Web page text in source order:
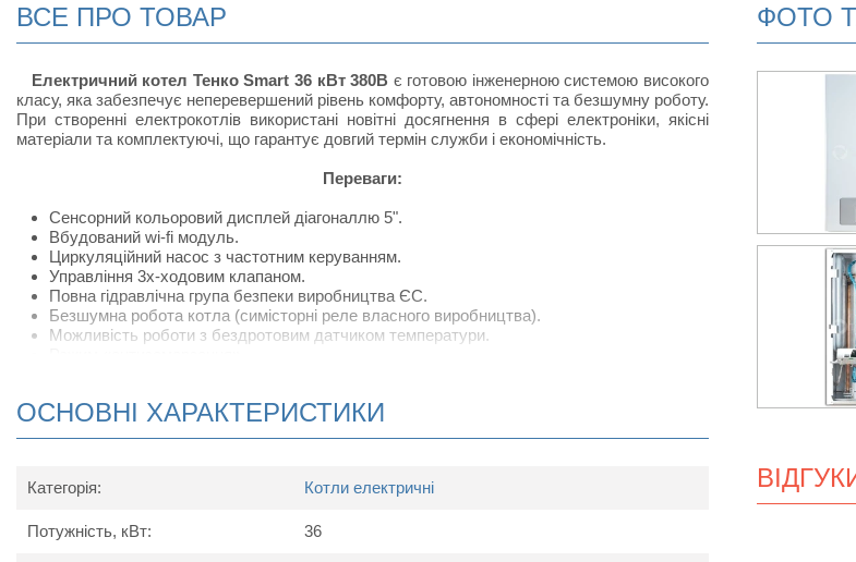
ВСЕ ПРО ТОВАР
Електричний котел Тенко Smart 36 кВт 380В є готовою інженерною системою високого
класу, яка забезпечує неперевершений рівень комфорту, автономності та безшумну роботу.
При створенні електрокотлів використані новітні досягнення в сфері електроніки, якісні
матеріали та комплектуючі, що гарантує довгий термін служби і економічність.
Переваги:
Сенсорний кольоровий дисплей діагоналлю 5".
Вбудований wi-fi модуль.
Циркуляційний насос з частотним керуванням.
Управління 3х-ходовим клапаном.
Повна гідравлічна група безпеки виробництва ЄС.
Безшумна робота котла (симісторні реле власного виробництва).
Можливість роботи з бездротовим датчиком температури.
Вбудований пристрій захисного відключення УЗО.
Захист від перегріву.
Облік статистики споживаної електроенергії.
ОСНОВНІ ХАРАКТЕРИСТИКИ
Категорія: Котли електричні
Потужність, кВт: 36
ФОТО